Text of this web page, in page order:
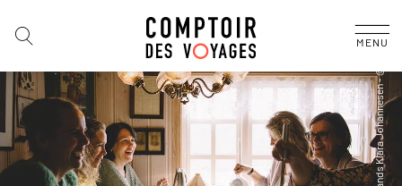
MENU